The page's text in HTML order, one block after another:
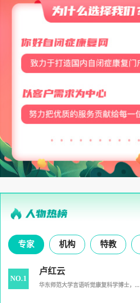
专家 机构 特教
NO.1
卢红云
华东师范大学言语听觉康复科学博士，...